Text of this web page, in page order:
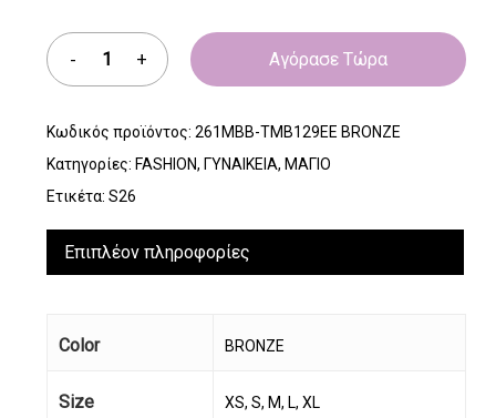
Αγόρασε Τώρα
Κωδικός προϊόντος: 261MBB-TMB129EE BRONZE
Κατηγορίες: FASHION, ΓΥΝΑΙΚΕΙΑ, ΜΑΓΙΟ
Ετικέτα: S26
Επιπλέον πληροφορίες
Color BRONZE
Size XS, S, M, L, XL